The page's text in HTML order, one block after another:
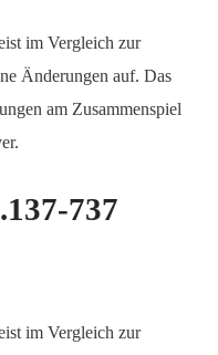
im Vergleich zur
Änderungen auf. Das
am Zusammenspiel
737
im Vergleich zur